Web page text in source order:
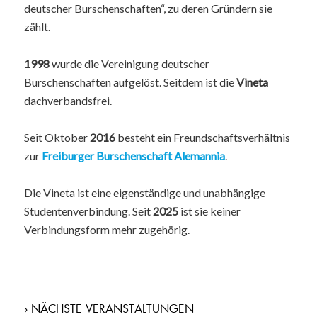
deutscher Burschenschaften“, zu deren Gründern sie
zählt.
1998wurde die Vereinigung deutscher
Burschenschaften aufgelöst. Seitdem ist dieVineta
dachverbandsfrei.
Seit Oktober 2016 besteht ein Freundschaftsverhältnis
zur Freiburger Burschenschaft Alemannia
Die Vineta ist eine eigenständige und unabhängige
Studentenverbindung. Seit 2025 ist sie keiner
Verbindungsform mehr zugehörig.
› NÄCHSTE VERANSTALTUNGEN